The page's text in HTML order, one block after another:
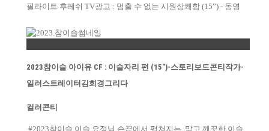
필라이트 후레쉬 TV광고 : 멈출 수 없는 시원상쾌함 (15”) - 동영
2023참이슬 아이유 CF : 이슬자리 편 (15″)-스토리보드콘티작가-
일러스트레이터김희경그리다
컬러콘티
#2023참이슬 이슬 요정님 손끝에서 펼쳐지는 맑고 깨끗한 이슬